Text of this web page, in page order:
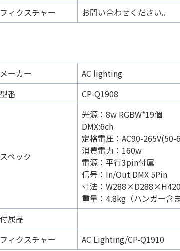
フィクスチャー
お問い合わせください。
メーカー
AC lighting
型番
CP-Q1908
スペック
光源：8w RGBW*19個
DMX:6ch
定格電圧：AC90-265V(50-
消費電力：160w
電源：平行3pin付属
信号：In/Out DMX 5Pin
寸法：
重量：4.8kg（ハンガー含ま
付属品
フィクスチャー
AC Lighting/CP-Q1910